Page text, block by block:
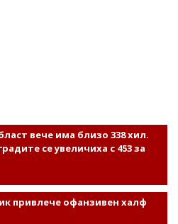
вече има близо 338 хил.
се увеличиха с 453 за
привлече офанзивен халф